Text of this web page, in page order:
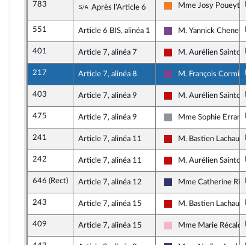
783 Sous-amendement de
Après l'Article 6 Les Démocrates
Mme Josy Poueyto
551 Article 6 BIS, alinéa 1
Ensemble pour la
M. Yannick
401 Article 7, alinéa 7
La France insoumise
M. Aurélien Saintoul
217 Article 7, alinéa 8
Ensemble pour la
M. François
403 Article 7, alinéa 9
La France insoumise
M. Aurélien Saintoul
475 Article 7, alinéa 9
Non inscrit
Mme Sophie
241 Article 7, alinéa 11
La France insoumise
M. Bastien Lachaud
242 Article 7, alinéa 11
La France insoumise
M. Aurélien Saintoul
646 (Rect) Article 7, alinéa 12
Rassemblement
Mme Catherine
243 Article 7, alinéa 15
La France insoumise
M. Bastien Lachaud
409 Article 7, alinéa 15
Socialistes et
Mme Marie Récalde